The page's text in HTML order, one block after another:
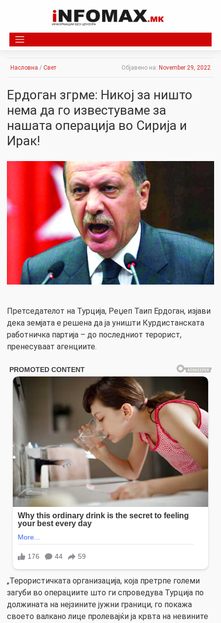
Насловна / Свет Објавено на: November 29, 2022
Ердоган згрме: Никој за ништо
нема да го известуваме за
нашата операција во Сирија и
Ирак!
Претседателот на Турција, Реџеп Таип Ердоган, изјави
дека земјата е решена да ја уништи Курдистанската
работничка партија – до последниот терорист,
пренесуваат агенциите.
„Терористичката организација, која претрпе големи
загуби во операциите што ги спроведува Турција по
должината на нејзините јужни граници, го покажа
своето валкано лице пролевајќи ја крвта на невините